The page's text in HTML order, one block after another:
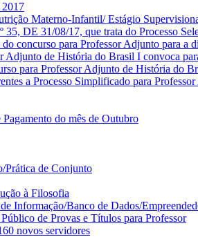
Materno-Infantil/ Estágio
DE 31/08/17, que trata do Processo
concurso para Professor Adjunto para a
de História do Brasil I convoca
para Professor Adjunto de História do
a Processo Simplificado para
do mês de Outubro
Prática de Conjunto
à Filosofia
Informação/Banco de Dados/
de Provas e Títulos para Professor
novos servidores